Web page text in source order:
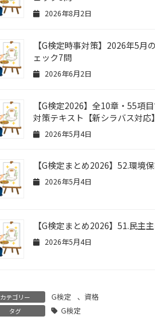
2026年8月2日
【G検定時事対策】2026年5月
ェック7問
2026年6月2日
【G検定2026】全10章・55項
対策テキスト【新シラバス対応】
2026年5月4日
【G検定まとめ2026】52.環境
2026年5月4日
【G検定まとめ2026】51.民主
2026年5月4日
カテゴリー G検定 、 資格
タグ G検定